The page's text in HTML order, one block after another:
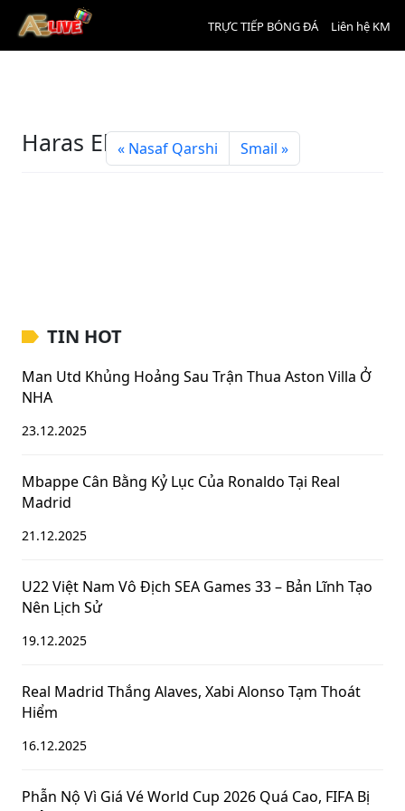
TRỰC TIẾP BÓNG ĐÁ Liên hệ KM
Haras El Hodood
Nasaf Qarshi Smail
TIN HOT
Man Utd Khủng Hoảng Sau Trận Thua Aston Villa Ở
NHA
23.12.2025
Mbappe Cân Bằng Kỷ Lục Của Ronaldo Tại Real
Madrid
21.12.2025
U22 Việt Nam Vô Địch SEA Games 33 – Bản Lĩnh Tạo
Nên Lịch Sử
19.12.2025
Real Madrid Thắng Alaves, Xabi Alonso Tạm Thoát
Hiểm
16.12.2025
Phẫn Nộ Vì Giá Vé World Cup 2026 Quá Cao, FIFA Bị